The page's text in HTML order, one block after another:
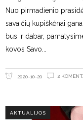
Nuo pirmadienio
savaičių kupiškėnai
bus ir dabar,
kovos Savo
2020-10-20 2
AKTUALIJOS